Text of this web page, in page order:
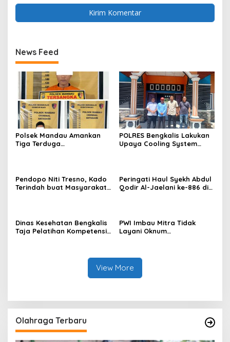
News Feed
Polsek Mandau Amankan
Tiga Terduga
POLRES Bengkalis Lakukan
Upaya Cooling System
Pendopo Niti Tresno, Kado
Terindah buat Masyarakat
Peringati Haul Syekh Abdul
Qodir Al-Jaelani ke-886 di
Dinas Kesehatan Bengkalis
Taja Pelatihan Kompetensi
PWI Imbau Mitra Tidak
Layani Oknum
View More
Olahraga Terbaru